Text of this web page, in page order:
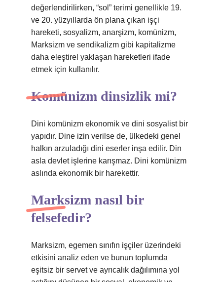
değerlendirilirken, “sol” terimi genellikle 19.
ve 20. yüzyıllarda ön plana çıkan işçi
hareketi, sosyalizm, anarşizm, komünizm,
Marksizm ve sendikalizm gibi kapitalizme
daha eleştirel yaklaşan hareketleri ifade
etmek için kullanılır.
Komünizm dinsizlik mi?
Dini komünizm ekonomik ve dini sosyalist bir
yapıdır. Dine izin verilse de, ülkedeki genel
halkın arzuladığı dini eserler inşa edilir. Din
asla devlet işlerine karışmaz. Dini komünizm
aslında ekonomik bir harekettir.
Marksizm nasıl bir
felsefedir?
Marksizm, egemen sınıfın işçiler üzerindeki
etkisini analiz eden ve bunun toplumda
eşitsiz bir servet ve ayrıcalık dağılımına yol